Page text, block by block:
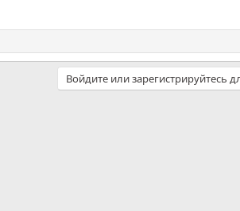
Войдите или зарегистрируйтесь